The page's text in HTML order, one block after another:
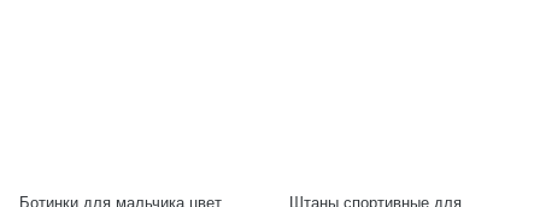
Ботинки для мальчика цвет
Штаны спортивные для